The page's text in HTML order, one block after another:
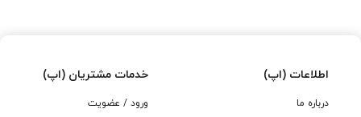
اطلاعات (اپ)
درباره ما
خدمات مشتریان (اپ)
ورود / عضویت